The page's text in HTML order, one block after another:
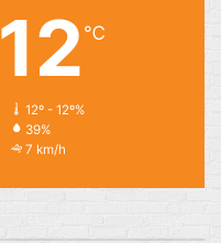
12 ℃
12º - 12º%
39%
7 km/h